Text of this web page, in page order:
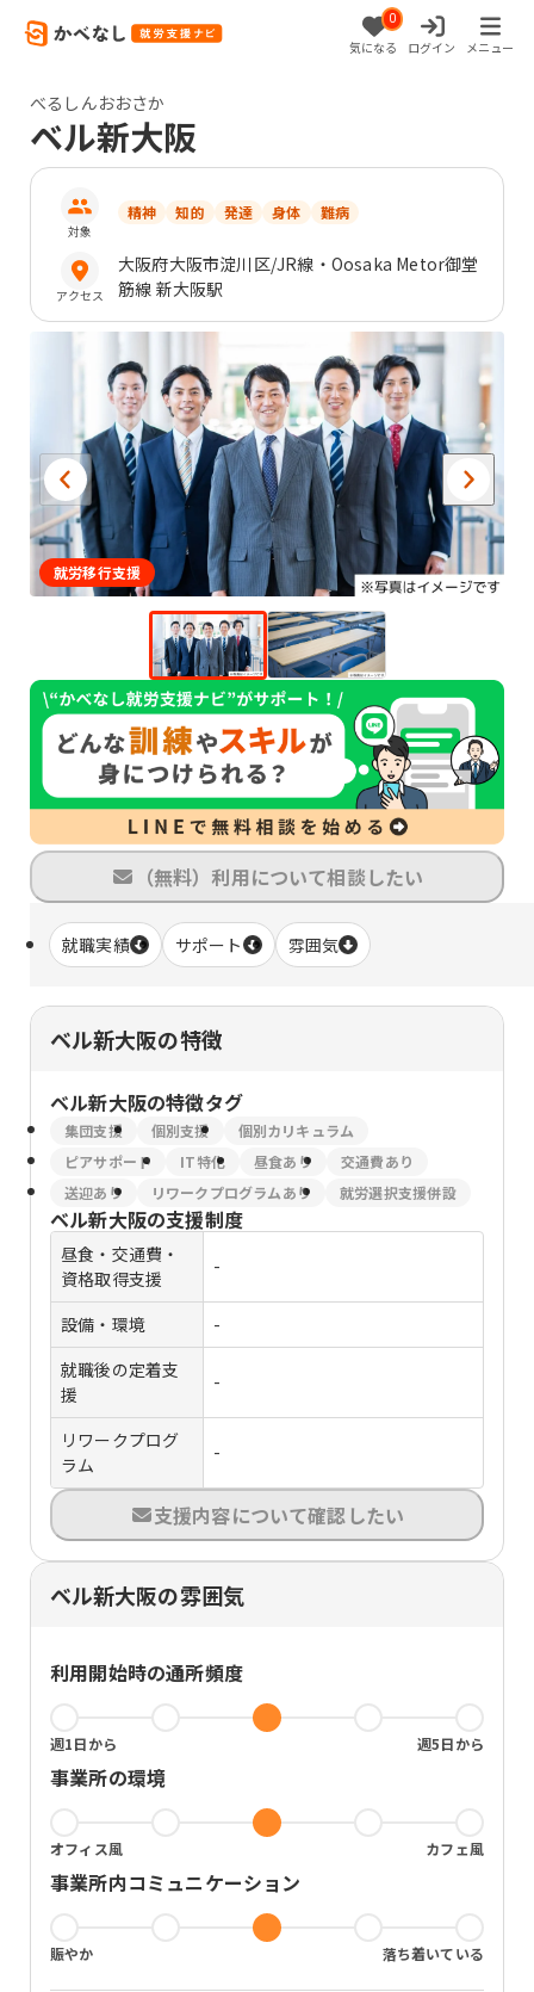
0
気になる ログイン メニュー
べるしんおおさか
ベル新大阪
対象
精神 知的 発達 身体 難病
アクセス
大阪府大阪市淀川区/JR線・Oosaka Metor御堂
筋線 新大阪駅
就労移行支援
（無料）利用について相談したい
就職実績 サポート 雰囲気
ベル新大阪の特徴
ベル新大阪の特徴タグ
集団支援 個別支援
個別カリキュラム
ピアサポート
IT特化 昼食あり
交通費あり
送迎あり
リワークプログラムあり 就労選択支援併設
ベル新大阪の支援制度
昼食・交通費・
資格取得支援
-
設備・環境
-
就職後の定着支
援
-
リワークプログ
ラム
-
支援内容について確認したい
ベル新大阪の雰囲気
利用開始時の通所頻度
週1日から 週5日から
事業所の環境
オフィス風 カフェ風
事業所内コミュニケーション
賑やか 落ち着いている